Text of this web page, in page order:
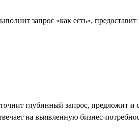
запрос «как есть»,
глубинный запрос, предложит и
на выявленную бизнес-